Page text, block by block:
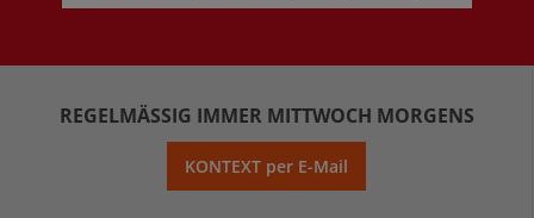
REGELMÄSSIG IMMER MITTWOCH MORGENS
KONTEXT per E-Mail